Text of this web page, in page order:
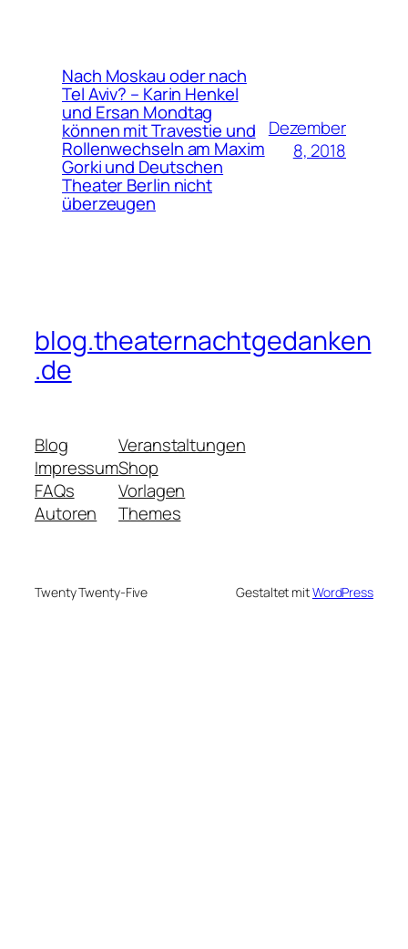
Nach Moskau oder nach
Tel Aviv? – Karin Henkel
und Ersan Mondtag
können mit Travestie und
Rollenwechseln am Maxim
Gorki und Deutschen
Theater Berlin nicht
überzeugen
Dezember
8, 2018
blog.theaternachtgedanken
.de
Blog
Impressum
FAQs
Autoren
Veranstaltungen
Shop
Vorlagen
Themes
Twenty Twenty-Five Gestaltet mitWordPress